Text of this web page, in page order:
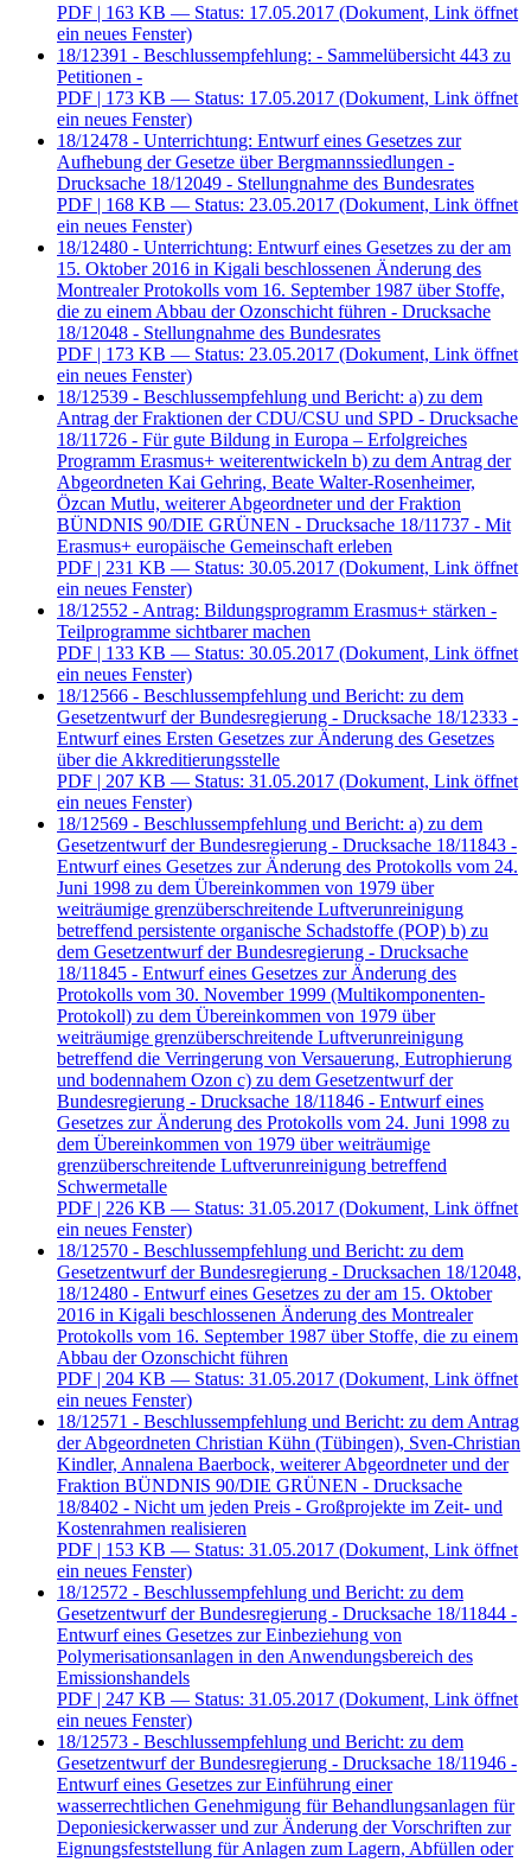
PDF | 163 KB — Status: 17.05.2017 (Dokument, Link öffnet
ein neues Fenster)
18/12391 - Beschlussempfehlung: - Sammelübersicht 443 zu
Petitionen -
PDF | 173 KB — Status: 17.05.2017 (Dokument, Link öffnet
ein neues Fenster)
18/12478 - Unterrichtung: Entwurf eines Gesetzes zur
Aufhebung der Gesetze über Bergmannssiedlungen -
Drucksache 18/12049 - Stellungnahme des Bundesrates
PDF | 168 KB — Status: 23.05.2017 (Dokument, Link öffnet
ein neues Fenster)
18/12480 - Unterrichtung: Entwurf eines Gesetzes zu der am
15. Oktober 2016 in Kigali beschlossenen Änderung des
Montrealer Protokolls vom 16. September 1987 über Stoffe,
die zu einem Abbau der Ozonschicht führen - Drucksache
18/12048 - Stellungnahme des Bundesrates
PDF | 173 KB — Status: 23.05.2017 (Dokument, Link öffnet
ein neues Fenster)
18/12539 - Beschlussempfehlung und Bericht: a) zu dem
Antrag der Fraktionen der CDU/CSU und SPD - Drucksache
18/11726 - Für gute Bildung in Europa – Erfolgreiches
Programm Erasmus+ weiterentwickeln b) zu dem Antrag der
Abgeordneten Kai Gehring, Beate Walter-Rosenheimer,
Özcan Mutlu, weiterer Abgeordneter und der Fraktion
BÜNDNIS 90/DIE GRÜNEN - Drucksache 18/11737 - Mit
Erasmus+ europäische Gemeinschaft erleben
PDF | 231 KB — Status: 30.05.2017 (Dokument, Link öffnet
ein neues Fenster)
18/12552 - Antrag: Bildungsprogramm Erasmus+ stärken -
Teilprogramme sichtbarer machen
PDF | 133 KB — Status: 30.05.2017 (Dokument, Link öffnet
ein neues Fenster)
18/12566 - Beschlussempfehlung und Bericht: zu dem
Gesetzentwurf der Bundesregierung - Drucksache 18/12333 -
Entwurf eines Ersten Gesetzes zur Änderung des Gesetzes
über die Akkreditierungsstelle
PDF | 207 KB — Status: 31.05.2017 (Dokument, Link öffnet
ein neues Fenster)
18/12569 - Beschlussempfehlung und Bericht: a) zu dem
Gesetzentwurf der Bundesregierung - Drucksache 18/11843 -
Entwurf eines Gesetzes zur Änderung des Protokolls vom 24.
Juni 1998 zu dem Übereinkommen von 1979 über
weiträumige grenzüberschreitende Luftverunreinigung
betreffend persistente organische Schadstoffe (POP) b) zu
dem Gesetzentwurf der Bundesregierung - Drucksache
18/11845 - Entwurf eines Gesetzes zur Änderung des
Protokolls vom 30. November 1999 (Multikomponenten-
Protokoll) zu dem Übereinkommen von 1979 über
weiträumige grenzüberschreitende Luftverunreinigung
betreffend die Verringerung von Versauerung, Eutrophierung
und bodennahem Ozon c) zu dem Gesetzentwurf der
Bundesregierung - Drucksache 18/11846 - Entwurf eines
Gesetzes zur Änderung des Protokolls vom 24. Juni 1998 zu
dem Übereinkommen von 1979 über weiträumige
grenzüberschreitende Luftverunreinigung betreffend
Schwermetalle
PDF | 226 KB — Status: 31.05.2017 (Dokument, Link öffnet
ein neues Fenster)
18/12570 - Beschlussempfehlung und Bericht: zu dem
Gesetzentwurf der Bundesregierung - Drucksachen 18/12048,
18/12480 - Entwurf eines Gesetzes zu der am 15. Oktober
2016 in Kigali beschlossenen Änderung des Montrealer
Protokolls vom 16. September 1987 über Stoffe, die zu einem
Abbau der Ozonschicht führen
PDF | 204 KB — Status: 31.05.2017 (Dokument, Link öffnet
ein neues Fenster)
18/12571 - Beschlussempfehlung und Bericht: zu dem Antrag
der Abgeordneten Christian Kühn (Tübingen), Sven-Christian
Kindler, Annalena Baerbock, weiterer Abgeordneter und der
Fraktion BÜNDNIS 90/DIE GRÜNEN - Drucksache
18/8402 - Nicht um jeden Preis - Großprojekte im Zeit- und
Kostenrahmen realisieren
PDF | 153 KB — Status: 31.05.2017 (Dokument, Link öffnet
ein neues Fenster)
18/12572 - Beschlussempfehlung und Bericht: zu dem
Gesetzentwurf der Bundesregierung - Drucksache 18/11844 -
Entwurf eines Gesetzes zur Einbeziehung von
Polymerisationsanlagen in den Anwendungsbereich des
Emissionshandels
PDF | 247 KB — Status: 31.05.2017 (Dokument, Link öffnet
ein neues Fenster)
18/12573 - Beschlussempfehlung und Bericht: zu dem
Gesetzentwurf der Bundesregierung - Drucksache 18/11946 -
Entwurf eines Gesetzes zur Einführung einer
wasserrechtlichen Genehmigung für Behandlungsanlagen für
Deponiesickerwasser und zur Änderung der Vorschriften zur
Eignungsfeststellung für Anlagen zum Lagern, Abfüllen oder